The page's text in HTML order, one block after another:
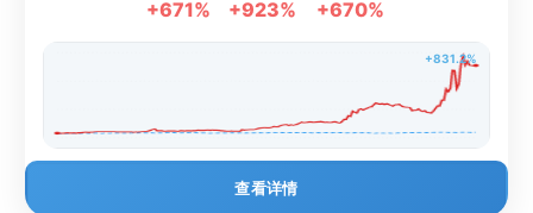
+671% +923% +670%
+831.2%
查看详情